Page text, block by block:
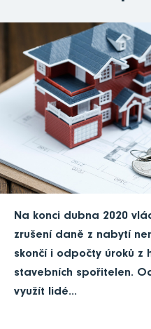
Na konci dubna 2020
zrušení daně z nabytí
skončí i odpočty úroků z
stavebních spořitelen.
využít lidé...